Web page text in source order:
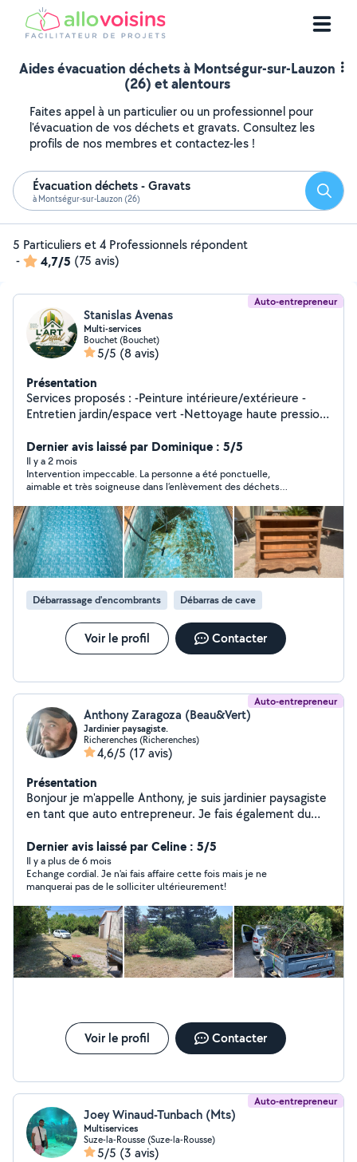
Aides évacuation déchets à Montségur-sur-Lauzon
(26) et alentours
Faites appel à un particulier ou un professionnel pour
l'évacuation de vos déchets et gravats. Consultez les
profils de nos membres et contactez-les !
Évacuation déchets - Gravats
à Montségur-sur-Lauzon (26)
5 Particuliers et 4 Professionnels répondent
-
4,7/5 (75 avis)
Auto-entrepreneur
Stanislas Avenas
Multi-services
Bouchet (Bouchet)
5/5 (8 avis)
Présentation
Services proposés : -Peinture intérieure/extérieure -
Entretien jardin/espace vert -Nettoyage haute pression
débouchage de gouttière -Débarras d'objets
encombrant / Garage / Cave / Grenier -Déchets fin de
chantier -Mécanique et Carrosserie -Nettoyage
Automobile -Polish/Lustrage Automobile *Autres
prestations possible sur demande* Compétences : -
Polyvalent et minutieux - 2 ans de réparation/peinture
en carrosserie - 2 ans peintre en batiment - 10 ans de
travaux en espaces verts (tonte, débroussaillage)
Dernier avis laissé par Dominique : 5/5
Il y a 2 mois
Intervention impeccable. La personne a été ponctuelle,
aimable et très soigneuse dans l’enlèvement des déchets
agréable et un travail vraiment appréciable.
Débarrassage d'encombrants Débarras de cave
Voir le profil Contacter
Auto-entrepreneur
Anthony Zaragoza (Beau&Vert)
Jardinier paysagiste.
Richerenches (Richerenches)
4,6/5 (17 avis)
Présentation
Bonjour je m'appelle Anthony, je suis jardinier paysagiste
en tant que auto entrepreneur. Je fais également du
petite maçonnerie, des travaux de peinture et de
carrelage, des courses diverses pour autrui, aindi que les
déménagement. Au plaisir de pouvoir apporter mes
services à qui en aura besoin. Cordialement.
Dernier avis laissé par Celine : 5/5
Il y a plus de 6 mois
Echange cordial. Je n'ai fais affaire cette fois mais je ne
manquerai pas de le solliciter ultérieurement!
Voir le profil Contacter
Auto-entrepreneur
Joey Winaud-Tunbach (Mts)
Multiservices
Suze-la-Rousse (Suze-la-Rousse)
5/5 (3 avis)